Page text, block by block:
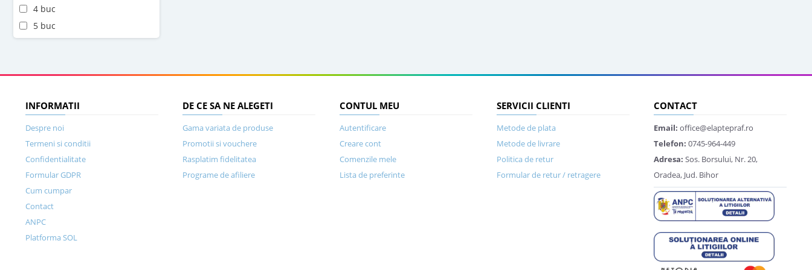
4 buc
5 buc
INFORMATII
Despre noi
Termeni si conditii
Confidentialitate
Formular GDPR
Cum cumpar
Contact
ANPC
Platforma SOL
DE CE SA NE ALEGETI
Gama variata de produse
Promotii si vouchere
Rasplatim fidelitatea
Programe de afiliere
CONTUL MEU
Autentificare
Creare cont
Comenzile mele
Lista de preferinte
SERVICII CLIENTI
Metode de plata
Metode de livrare
Politica de retur
Formular de retur / retragere
CONTACT
Email: office@elaptepraf.ro
Telefon: 0745-964-449
Adresa: Sos. Borsului, Nr. 20,
Oradea, Jud. Bihor